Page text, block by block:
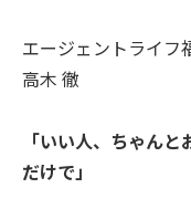
エージェントライフ
高木 徹
「いい人、ちゃん
だけで」